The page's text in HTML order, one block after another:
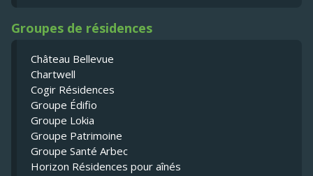
Groupes de résidences
Château Bellevue
Chartwell
Cogir Résidences
Groupe Édifio
Groupe Lokia
Groupe Patrimoine
Groupe Santé Arbec
Horizon Résidences pour aînés